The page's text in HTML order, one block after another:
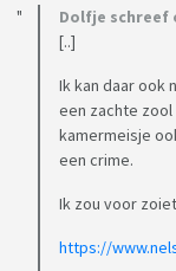
Dolfje schreef
[..]
Ik kan daar ook
een zachte zool
kamermeisje
een crime.
Ik zou voor
https://